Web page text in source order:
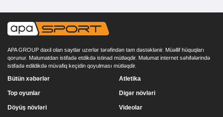
APA GROUP daxil olan saytlar uzerlər tərəfindən tam dəstəklənir. Müəllif hüquqları
qorunur. Məlumatdan istifadə etdikdə istinad mütləqdir. Məlumat internet səhifələrində
istifadə edildikdə müvafiq keçidin qoyulması mütləqdir.
Bütün xəbərlər
Top oyunlar
Döyüş növləri
Atletika
Digər növləri
Videolar